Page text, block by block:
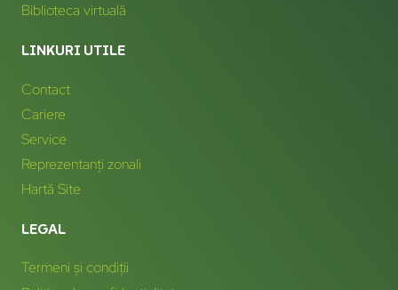
Biblioteca virtuală
LINKURI UTILE
Contact
Cariere
Service
Reprezentanți zonali
Hartă Site
LEGAL
Termeni și condiții